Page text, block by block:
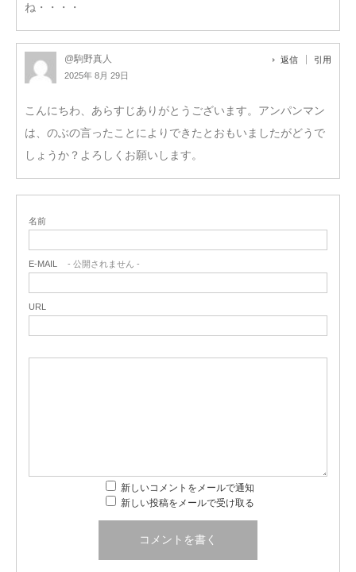
ね・・・・
@駒野真人
2025年 8月 29日
返信 引用
こんにちわ、あらすじありがとうございます。アンパンマン
は、のぶの言ったことによりできたとおもいましたがどうで
しょうか？よろしくお願いします。
名前
E-MAIL - 公開されません -
URL
新しいコメントをメールで通知
新しい投稿をメールで受け取る